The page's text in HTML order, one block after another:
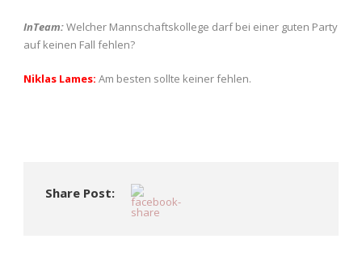
InTeam:Welcher Mannschaftskollege darf bei einer guten Party
auf keinen Fall fehlen?
Niklas Lames: Am besten sollte keiner fehlen.
Share Post: